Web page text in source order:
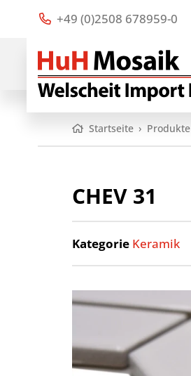
+49 (0)2508 678959-0
Startseite › Produkte
CHEV 31
Kategorie Keramik